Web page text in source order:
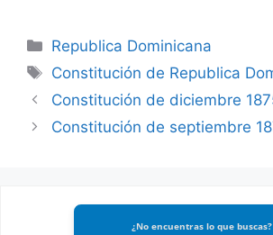
Categories
Republica Dominicana
Tags
Constitución de Republica
Constitución de diciembre
Constitución de septiembre
¿No encuentras lo que buscas?